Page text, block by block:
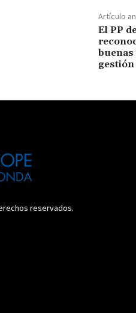
Artículo
El PP
buenas
gestión
reservados.